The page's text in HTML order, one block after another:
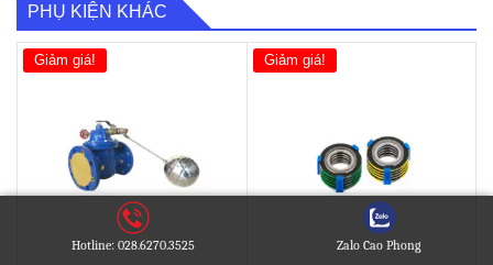
690,000 ₫.
495,000 ₫.
90,000 ₫.là:
PHỤ KIỆN KHÁC
Giảm giá! Giảm giá!
Hotline: 028.6270.3525 Zalo Cao Phong